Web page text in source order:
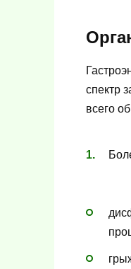
спектр
всего